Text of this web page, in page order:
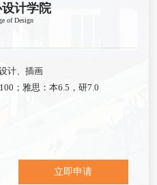
计学院
of Design
计、插画
；雅思：本6.5，研7.0
立即申请